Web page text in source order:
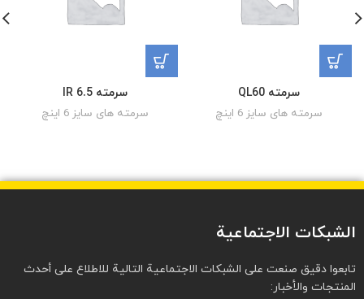
سرمته QL60
سرمته های سایز 6 اینچ
سرمته IR 6.5
سرمته های سایز 6 اینچ
الشبكات الاجتماعية
تابعوا دقيق صنعت على الشبكات الاجتماعية التالية للاطلاع على أحدث
المنتجات والأخبار: